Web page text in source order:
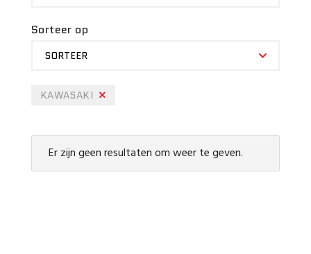
Sorteer op
SORTEER
KAWASAKI
Er zijn geen resultaten om weer te geven.